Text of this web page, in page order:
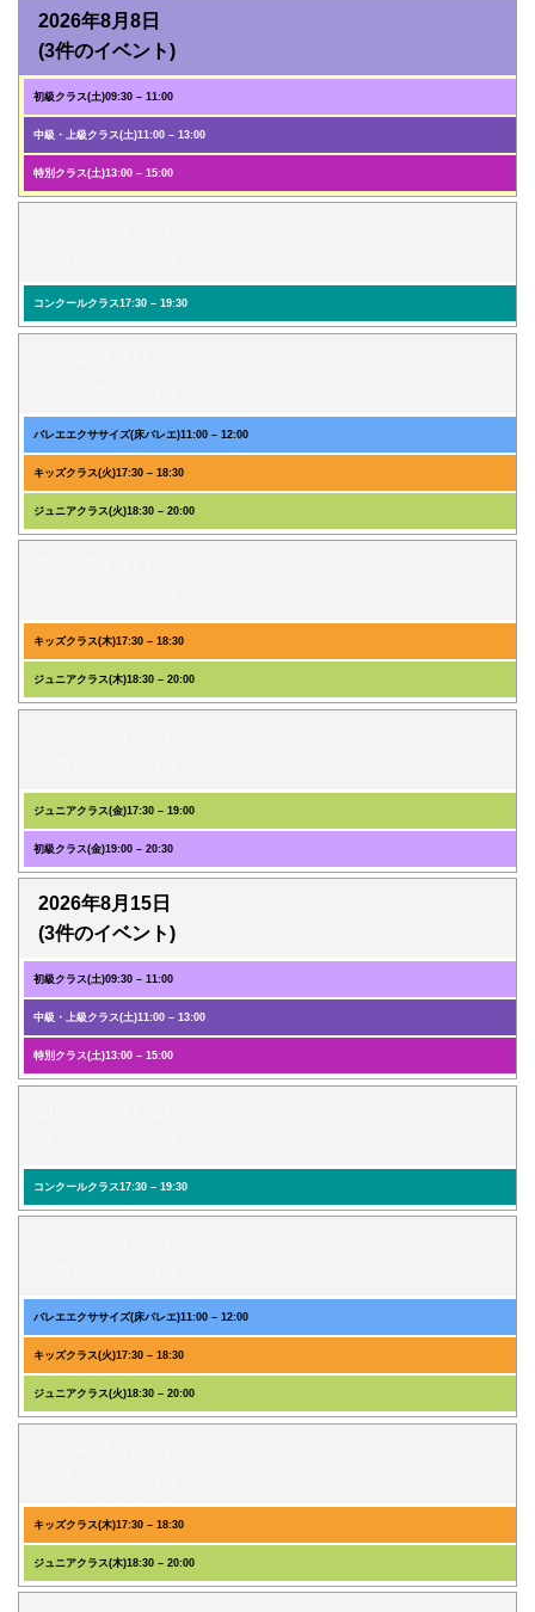
2026年8月8日
(3件のイベント)
初級クラス(土)09:30 – 11:00
中級・上級クラス(土)11:00 – 13:00
特別クラス(土)13:00 – 15:00
コンクールクラス17:30 – 19:30
バレエエクササイズ(床バレエ)11:00 – 12:00
キッズクラス(火)17:30 – 18:30
ジュニアクラス(火)18:30 – 20:00
キッズクラス(木)17:30 – 18:30
ジュニアクラス(木)18:30 – 20:00
ジュニアクラス(金)17:30 – 19:00
初級クラス(金)19:00 – 20:30
2026年8月15日
(3件のイベント)
初級クラス(土)09:30 – 11:00
中級・上級クラス(土)11:00 – 13:00
特別クラス(土)13:00 – 15:00
コンクールクラス17:30 – 19:30
バレエエクササイズ(床バレエ)11:00 – 12:00
キッズクラス(火)17:30 – 18:30
ジュニアクラス(火)18:30 – 20:00
キッズクラス(木)17:30 – 18:30
ジュニアクラス(木)18:30 – 20:00